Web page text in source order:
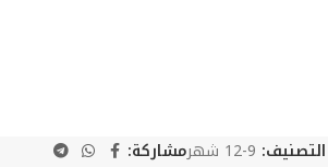
التصنيف: 9-12 شهر مشاركة: